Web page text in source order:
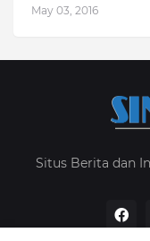
May 03, 2016
Situs Berita dan